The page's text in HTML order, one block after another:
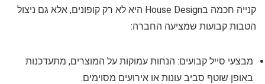
קנייה חכמה בHouse Design היא לא רק קופונים, אלא גם ניצול
הטבות קבועות שמציעה החברה:
מבצעי סייל קבועים: הנחות עמוקות על המוצרים, מתעדכנות
באופן שוטף סביב עונות או אירועים מסוימים.